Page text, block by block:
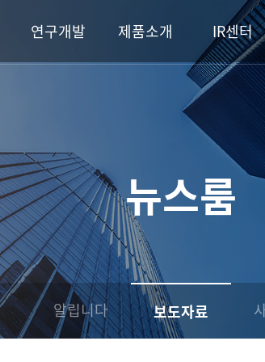
연구개발 제품소개 IR센터
뉴스룸
알립니다 보도자료